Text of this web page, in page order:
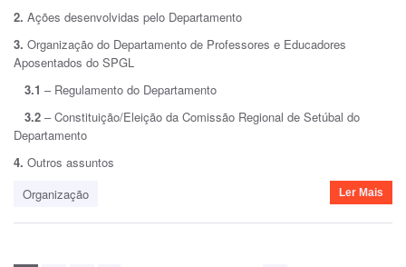
2. Ações desenvolvidas pelo Departamento
3. Organização do Departamento de Professores e Educadores
Aposentados do SPGL
3.1 – Regulamento do Departamento
3.2 – Constituição/Eleição da Comissão Regional de Setúbal do
Departamento
4. Outros assuntos
Organização
Ler Mais